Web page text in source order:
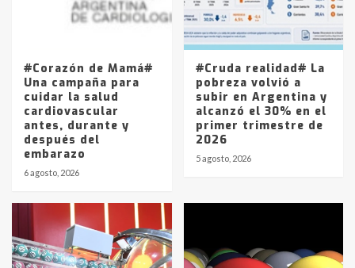
Los precios de los combustibles en
La Pampa, desde YPF hasta Axion
entre 857 a 1338 pesos
#Corazón de Mamá#
Una campaña para
cuidar la salud
cardiovascular
antes, durante y
después del
embarazo
6 agosto, 2026
#Cruda realidad# La
pobreza volvió a
subir en Argentina y
alcanzó el 30% en el
primer trimestre de
2026
5 agosto, 2026